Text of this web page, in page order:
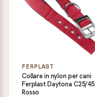
FERPLAST
Collare in nylon per cani
Ferplast Daytona C25/45
Rosso